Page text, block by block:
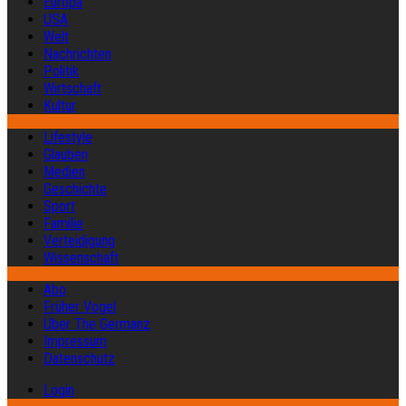
USA
Welt
Nachrichten
Politik
Wirtschaft
Kultur
Lifestyle
Glauben
Medien
Geschichte
Sport
Familie
Verteidigung
Wissenschaft
Abo
Früher Vogel
Über The Germanz
Impressum
Datenschutz
Login